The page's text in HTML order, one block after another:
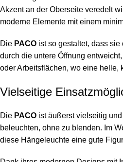
Akzent an der Oberseite veredelt
moderne Elemente mit einem
Die PACO ist so gestaltet, dass
durch die untere Öffnung
oder Arbeitsflächen, wo eine helle,
Vielseitige
Die PACO ist äußerst vielseitig
beleuchten, ohne zu blenden. Im
diese Hängeleuchte eine gute